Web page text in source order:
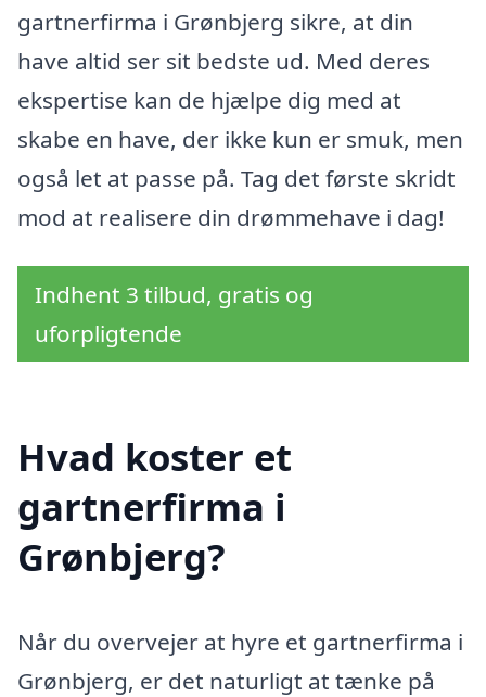
gartnerfirma i Grønbjerg sikre, at din
have altid ser sit bedste ud. Med deres
ekspertise kan de hjælpe dig med at
skabe en have, der ikke kun er smuk, men
også let at passe på. Tag det første skridt
mod at realisere din drømmehave i dag!
Indhent 3 tilbud, gratis og
uforpligtende
Hvad koster et
gartnerfirma i
Grønbjerg?
Når du overvejer at hyre et gartnerfirma i
Grønbjerg, er det naturligt at tænke på